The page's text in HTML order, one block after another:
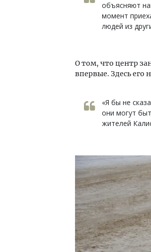
объясняют
момент
людей из
О том, что центр
впервые. Здесь его
«Я бы не
они могут
жителей